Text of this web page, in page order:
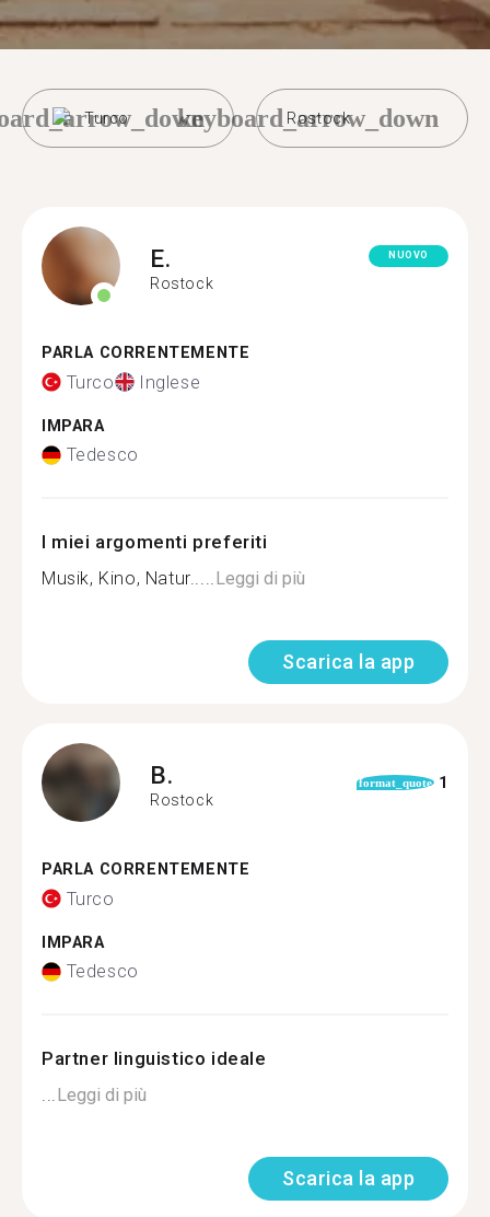
Turco Rostock
keyboard_arrow_down
E.
Rostock
NUOVO
PARLA CORRENTEMENTE
Turco Inglese
IMPARA
Tedesco
I miei argomenti preferiti
Musik, Kino, Natur.....Leggi di più
Scarica la app
B.
Rostock
format_quote 1
PARLA CORRENTEMENTE
Turco
IMPARA
Tedesco
Partner linguistico ideale
...Leggi di più
Scarica la app